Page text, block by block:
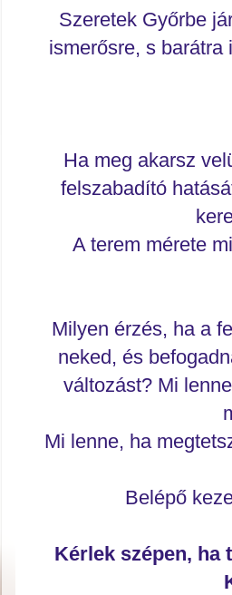
Szeretek Győrbe
ismerősre, s
Ha meg akarsz
felszabadító
A terem mérete
Milyen érzés, ha a
neked, és
változást? Mi
Mi lenne, ha
Belépő
Kérlek szépen, ha